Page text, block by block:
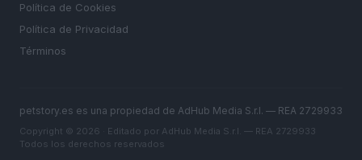
Política de Cookies
Política de Privacidad
Términos
petstory.es es una propiedad de AdHub Media S.r.l. — REA 2729933
Copyright © 2026 · Editado por AdHub Media S.r.l. — REA 2729933
Todos los derechos reservados